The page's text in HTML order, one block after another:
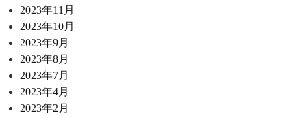
2023年11月
2023年10月
2023年9月
2023年8月
2023年7月
2023年4月
2023年2月